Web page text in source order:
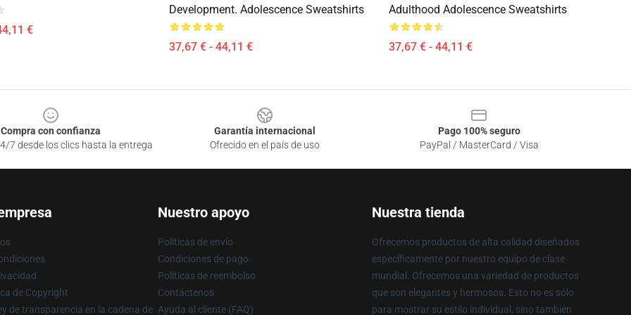
€
Development. Adolescence Sweatshirts
37,67 € - 44,11 €
Adulthood Adolescence Sweatshirts
37,67 € - 44,11 €
Compra con confianza
7 desde los clics hasta la entrega
Garantía internacional
Ofrecido en el país de uso
Pago 100% seguro
PayPal / MasterCard / Visa
de Copyright
de transparencia en la cadena de
Nuestro apoyo
Políticas de envío
Condiciones de pago
Políticas de reembolso
Contáctenos
Ayuda al cliente (FAQ)
Nuestra tienda
Ofrecemos productos de alta calidad diseñados
específicamente por nuestro equipo de clase
mundial. Ofrecemos una variedad de productos
que son elegantes y hermosos. Esto no es sólo
para mostrar su estilo individual, sino también